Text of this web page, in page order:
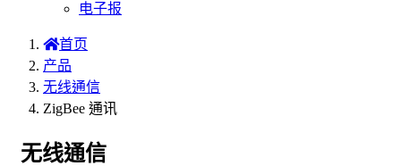
电子报
首页
产品
无线通信
ZigBee 通讯
无线通信